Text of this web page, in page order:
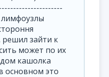
зайти к
может по их
кашолка
основном это